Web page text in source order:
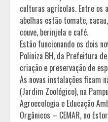
culturas agrícolas. Entre os
abelhas estão tomate,
couve, berinjela e café.
Estão funcionando os dois
Poliniza BH, da Prefeitura
criação e preservação de
As novas instalações ficam
(Jardim Zoológico), na
Agroecologia e Educação
Orgânicos – CEMAR, no